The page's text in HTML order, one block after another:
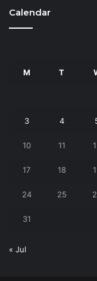
Calendar
M T
3 4
10 11
17 18
24 25
31
« Jul